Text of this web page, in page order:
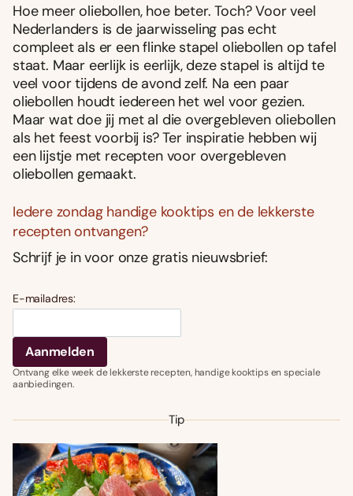
Hoe meer oliebollen, hoe beter. Toch? Voor veel
Nederlanders is de jaarwisseling pas echt
compleet als er een flinke stapel oliebollen op tafel
staat. Maar eerlijk is eerlijk, deze stapel is altijd te
veel voor tijdens de avond zelf. Na een paar
oliebollen houdt iedereen het wel voor gezien.
Maar wat doe jij met al die overgebleven oliebollen
als het feest voorbij is? Ter inspiratie hebben wij
een lijstje met recepten voor overgebleven
oliebollen gemaakt.
Iedere zondag handige kooktips en de lekkerste
recepten ontvangen?
Schrijf je in voor onze gratis nieuwsbrief:
E-mailadres:
Ontvang elke week de lekkerste recepten, handige kooktips en speciale
aanbiedingen.
Tip